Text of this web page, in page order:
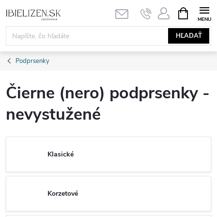
na
obsah
HĽADAŤ
KOŠÍK
Podprsenky
Čierne (nero) podprsenky -
nevystužené
Klasické
Korzetové